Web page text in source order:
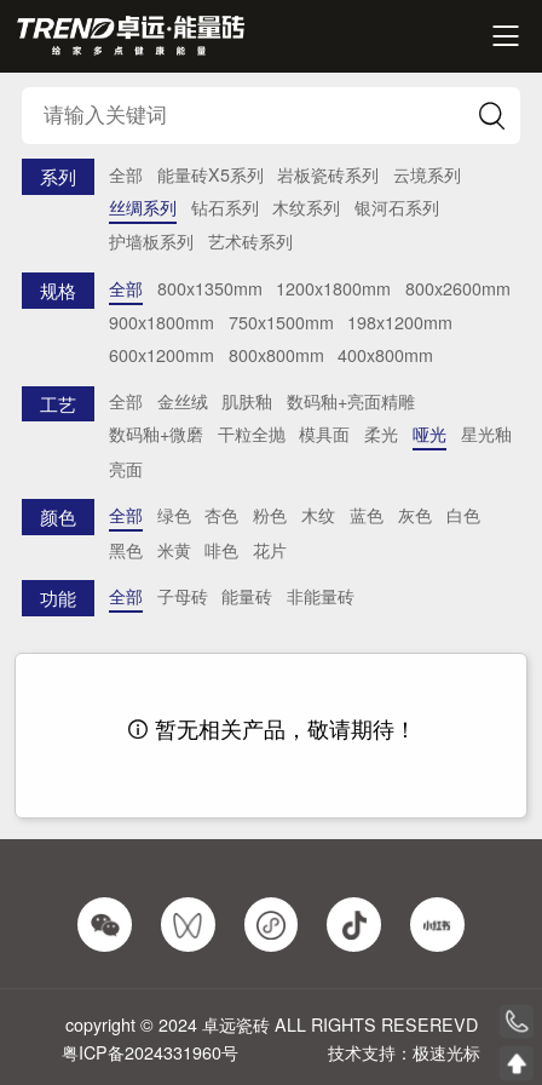


系列 全部 能量砖X5系列 岩板瓷砖系列
云境系列
丝绸系列
钻石系列 木纹系列
银河石系列
护墙板系列
艺术砖系列
规格 全部 800x1350mm 1200x1800mm
800x2600mm
900x1800mm
750x1500mm
198x1200mm
600x1200mm
800x800mm 400x800mm
工艺 全部 金丝绒 肌肤釉
数码釉+亮面精雕
数码釉+微磨
干粒全抛 模具面 柔光 哑光
星光釉
亮面
颜色 全部 绿色 杏色 粉色 木纹 蓝色 灰色
白色
黑色
米黄 啡色 花片
功能 全部 子母砖 能量砖 非能量砖
 暂无相关产品，敬请期待！
copyright © 2024 卓远瓷砖 ALL RIGHTS RESEREVD
粤ICP备2024331960号
技术支持：极速光标